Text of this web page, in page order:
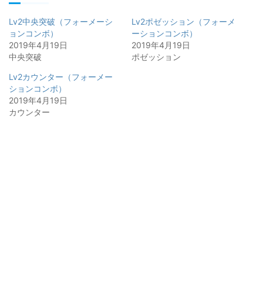
Lv2中央突破（フォーメーシ
ョンコンボ）
2019年4月19日
中央突破
Lv2ポゼッション（フォーメ
ーションコンボ）
2019年4月19日
ポゼッション
Lv2カウンター（フォーメー
ションコンボ）
2019年4月19日
カウンター